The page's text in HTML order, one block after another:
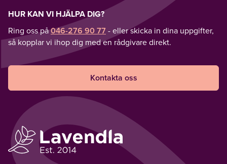
HUR KAN VI HJÄLPA DIG?
Ring oss på046-276 90 77 - eller skicka in dina uppgifter,
så kopplar vi ihop dig med en rådgivare direkt.
Kontakta oss